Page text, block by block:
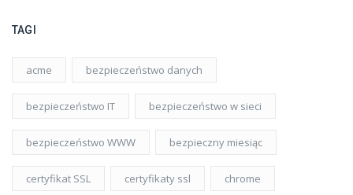
TAGI
acme bezpieczeństwo danych
bezpieczeństwo IT bezpieczeństwo w sieci
bezpieczeństwo WWW bezpieczny miesiąc
certyfikat SSL certyfikaty ssl chrome